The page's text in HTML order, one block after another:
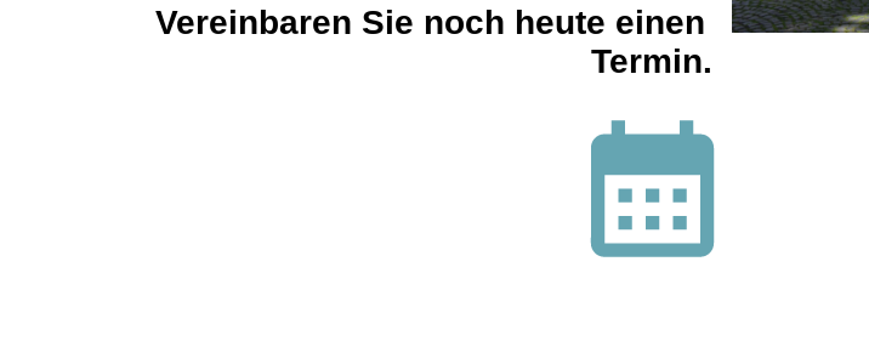
Vereinbaren Sie noch heute einen
Termin.